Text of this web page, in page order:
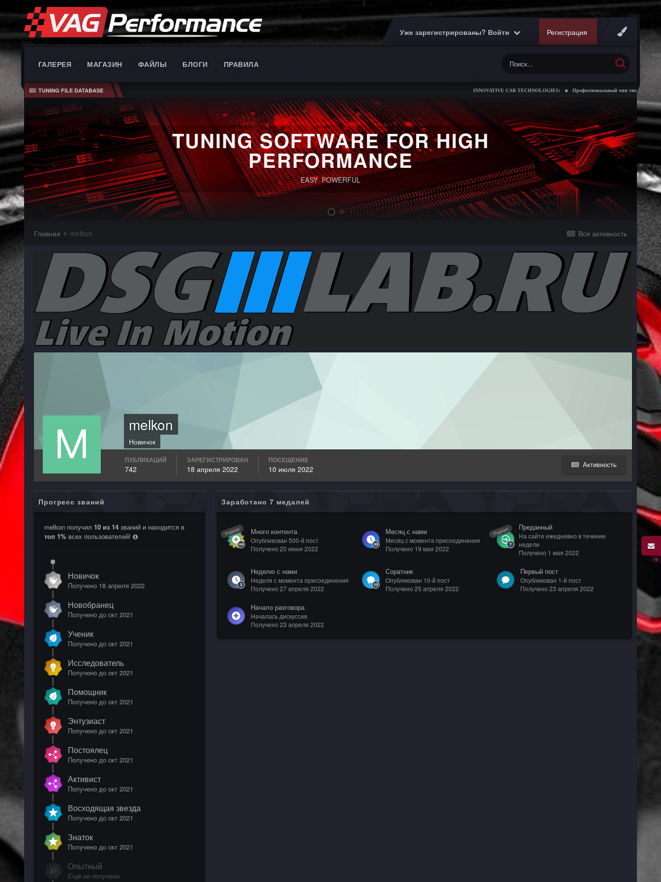
Уже зарегистрированы? Войти Регистрация
ГАЛЕРЕЯ МАГАЗИН ФАЙЛЫ БЛОГИ ПРАВИЛА
TUNING FILE DATABASE INNOVATIVE CAR TECHNOLOGIES: Профессиональный чип тюнинг коробок
TUNING SOFTWARE FOR HIGH
PERFORMANCE
EASY POWERFUL
Вся активность
Главная melkon
melkon
Новичок
Активность
ПУБЛИКАЦИЙ
742
ЗАРЕГИСТРИРОВАН
18 апреля 2022
ПОСЕЩЕНИЕ
10 июля 2022
Прогресс званий
melkon получил 10 из 14званий и находится в
топ 1%всех пользователей!
Новичок
Получено 18 апреля 2022
Новобранец
Получено до окт 2021
Ученик
Получено до окт 2021
Исследователь
Получено до окт 2021
Помощник
Получено до окт 2021
Энтузиаст
Получено до окт 2021
Постоялец
Получено до окт 2021
Активист
Получено до окт 2021
Восходящая звезда
Получено до окт 2021
Знаток
Получено до окт 2021
Опытный
Ещё не получено
Заработано 7 медалей
Редкая Много контента
Опубликован 500-й пост
Получено 20 июня 2022
Месяц с нами
Месяц с момента присоединения
Получено 19 мая 2022
Редкая Преданный
На сайте ежедневно в течение
недели
Получено 1 мая 2022
Неделю с нами
Неделя с момента присоединения
Получено 27 апреля 2022
Соратник
Опубликован 10-й пост
Получено 25 апреля 2022
Первый пост
Опубликован 1-й пост
Получено 23 апреля 2022
Начало разговора
Началась дискуссия
Получено 23 апреля 2022